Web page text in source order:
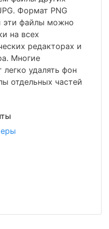
Формат PNG
эти файлы можно
на всех
редакторах и
Многие
удалять фон
отдельных частей